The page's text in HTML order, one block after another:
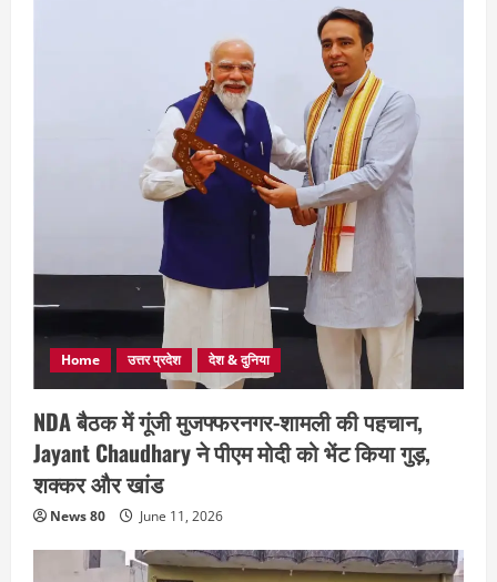
Home उत्तर प्रदेश देश & दुनिया
NDA बैठक में गूंजी मुजफ्फरनगर-शामली की पहचान,
Jayant Chaudhary ने पीएम मोदी को भेंट किया गुड़,
शक्कर और खांड
News 80 June 11, 2026